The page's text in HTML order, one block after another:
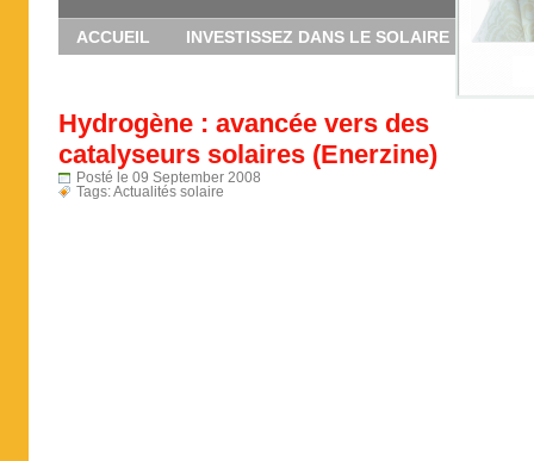
ACCUEIL INVESTISSEZ DANS LE SOLAIRE
Hydrogène : avancée vers des
catalyseurs solaires (Enerzine)
Posté le 09 September 2008
Tags:Actualités solaire